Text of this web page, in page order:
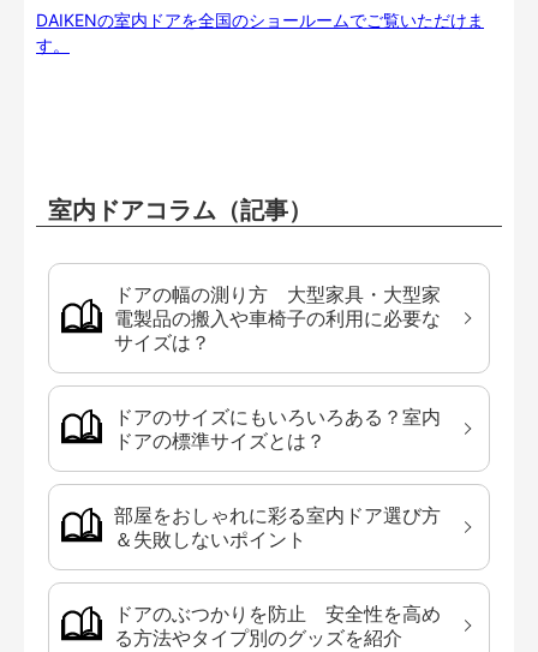
DAIKENの室内ドアを全国のショールームでご覧いただけま
す。
室内ドアコラム（記事）
ドアの幅の測り方 大型家具・大型家
電製品の搬入や車椅子の利用に必要な
サイズは？
ドアのサイズにもいろいろある？室内
ドアの標準サイズとは？
部屋をおしゃれに彩る室内ドア選び方
＆失敗しないポイント
ドアのぶつかりを防止 安全性を高め
る方法やタイプ別のグッズを紹介